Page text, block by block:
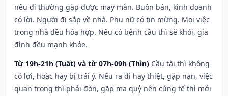
nếu đi thường gặp được may mắn. Buôn bán, kinh doanh
có lời. Người đi sắp về nhà. Phụ nữ có tin mừng. Mọi việc
trong nhà đều hòa hợp. Nếu có bệnh cầu thì sẽ khỏi, gia
đình đều mạnh khỏe.
Từ 19h-21h (Tuất) và từ 07h-09h (Thìn) Cầu tài thì không
có lợi, hoặc hay bị trái ý. Nếu ra đi hay thiệt, gặp nạn, việc
quan trọng thì phải đòn, gặp ma quỷ nên cúng tế thì mới